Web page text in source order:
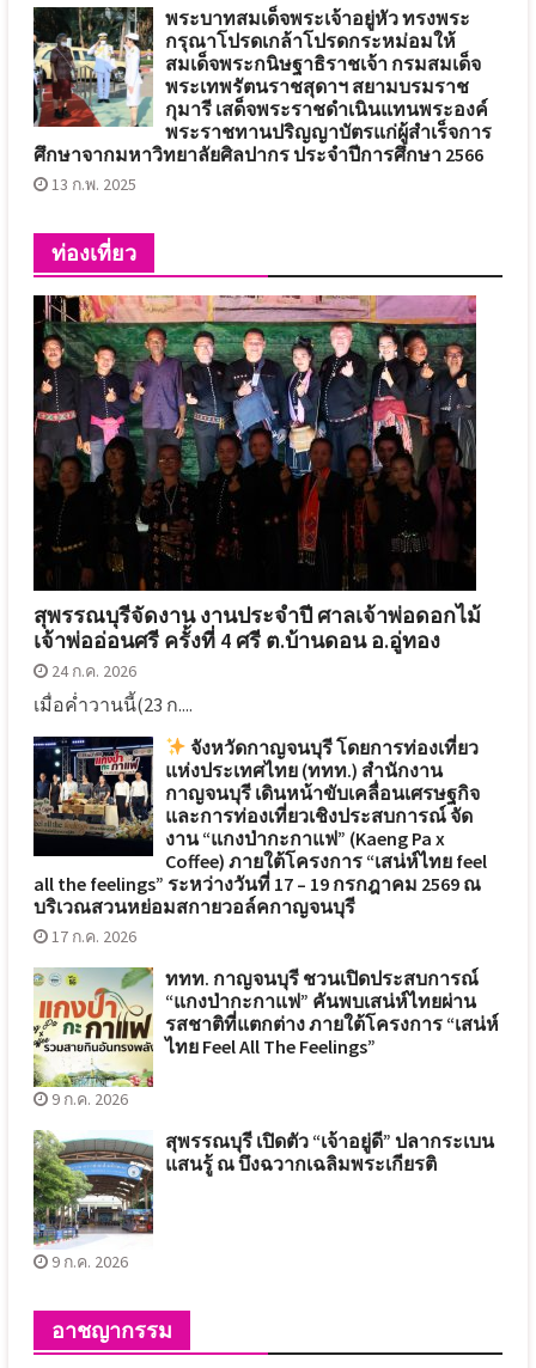
พระบาทสมเด็จพระเจ้าอยู่หัว ทรงพระ
กรุณาโปรดเกล้าโปรดกระหม่อมให้
สมเด็จพระกนิษฐาธิราชเจ้า กรมสมเด็จ
พระเทพรัตนราชสุดาฯ สยามบรมราช
กุมารี เสด็จพระราชดำเนินแทนพระองค์
พระราชทานปริญญาบัตรแก่ผู้สำเร็จการ
ศึกษาจากมหาวิทยาลัยศิลปากร ประจำปีการศึกษา 2566
13 ก.พ. 2025
ท่องเที่ยว
สุพรรณบุรีจัดงาน งานประจำปี ศาลเจ้าพ่อดอกไม้
เจ้าพ่ออ่อนศรี ครั้งที่ 4 ศรี ต.บ้านดอน อ.อู่ทอง
24 ก.ค. 2026
เมื่อค่ำวานนี้(23 ก....
จังหวัดกาญจนบุรี โดยการท่องเที่ยว
แห่งประเทศไทย (ททท.) สำนักงาน
กาญจนบุรี เดินหน้าขับเคลื่อนเศรษฐกิจ
และการท่องเที่ยวเชิงประสบการณ์ จัด
งาน “แกงป่ากะกาแฟ” (Kaeng Pa x
Coffee) ภายใต้โครงการ “เสน่ห์ไทย feel
all the feelings” ระหว่างวันที่ 17 – 19 กรกฎาคม 2569 ณ
บริเวณสวนหย่อมสกายวอล์คกาญจนบุรี
17 ก.ค. 2026
ททท. กาญจนบุรี ชวนเปิดประสบการณ์
“แกงป่ากะกาแฟ” คันพบเสน่ห์ไทยผ่าน
รสชาติที่แตกต่าง ภายใต้โครงการ “เสน่ห์
ไทย Feel All The Feelings”
9 ก.ค. 2026
สุพรรณบุรี เปิดตัว “เจ้าอยู่ดี” ปลากระเบน
แสนรู้ ณ บึงฉวากเฉลิมพระเกียรติ
9 ก.ค. 2026
อาชญากรรม